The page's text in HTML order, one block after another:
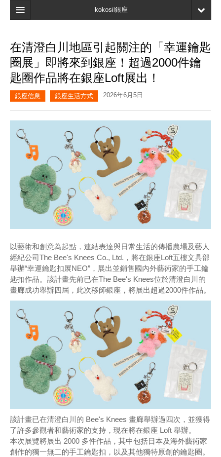
kokosil銀座
搜索
最新信息
口碑
我的頁面
在清澄白川地區引起關注的「幸運鑰匙
圈展」即將來到銀座！超過2000件鑰
匙圈作品將在銀座Loft展出！
銀座信息 銀座生活方式 2026年6月5日
以藝術和創意為起點，連結表達與日常生活的傳播農場及藝人
經紀公司The Bee's Knees Co., Ltd.，將在銀座Loft五樓文具部
舉辦“幸運鑰匙扣展NEO”，展出並銷售國內外藝術家的手工鑰
匙扣作品。該計畫先前已在The Bee's Knees位於清澄白川的
畫廊成功舉辦四屆，此次移師銀座，將展出超過2000件作品。
該計畫已在清澄白川的 Bee's Knees 畫廊舉辦過四次，並獲得
了許多參觀者和藝術家的支持，現在將在銀座 Loft 舉辦。
本次展覽將展出 2000 多件作品，其中包括日本及海外藝術家
創作的獨一無二的手工鑰匙扣，以及其他獨特原創的鑰匙圈。